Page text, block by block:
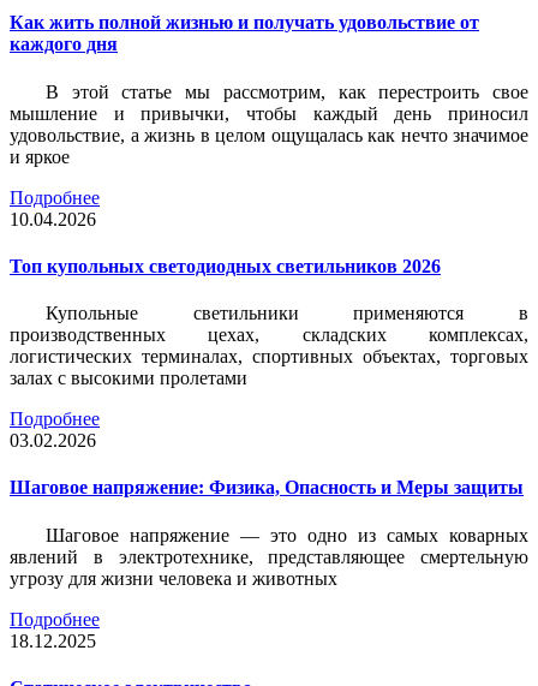
Как жить полной жизнью и получать удовольствие от
каждого дня
В этой статье мы рассмотрим, как перестроить свое
мышление и привычки, чтобы каждый день приносил
удовольствие, а жизнь в целом ощущалась как нечто значимое
и яркое
Подробнее
10.04.2026
Топ купольных светодиодных светильников 2026
Купольные светильники применяются в
производственных цехах, складских комплексах,
логистических терминалах, спортивных объектах, торговых
залах с высокими пролетами
Подробнее
03.02.2026
Шаговое напряжение: Физика, Опасность и Меры защиты
Шаговое напряжение — это одно из самых коварных
явлений в электротехнике, представляющее смертельную
угрозу для жизни человека и животных
Подробнее
18.12.2025